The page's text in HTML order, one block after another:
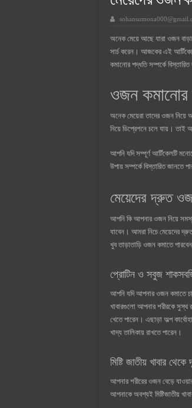
ওয়ালটন
জেনে
অনেক মেয়ে আছে যারা ওজন
সার্চ করেন। আজকের এই
কমানোর পদ্ধতি সম্পর্কে
ওজন কমানোর
অনেক মেয়েরা তাদের ওজন নিয়ে
নিয়ে ডিপ্রেশনে চলে যায়। তাই
আপনি যদি সম্পূর্ণ আর্টিকেলটি
উপায় সম্পর্কে বিস্তারিত
মেয়েদের দ্রুত
আপনি কি আপনার ওজন নিয়ে
যাবেন। আমরা নিচে মেয়েদের
খুব তাড়াতাড়ি ওজন কমাতে
প্রোটিন ও সবুজ
আপনি যদি আপনার ওজন কমাতে
খাবারগুলো আপনার শরীরকে সুস্থ
খেতে পারেন। এছাড়া অল্প
খাদ্য তালিকায় রাখতে পারেন।
মিষ্টি জাতীয় খাবার
আপনার শরীরের ওজন বেড়ে
আপনাকে অবশ্যই মিষ্টিজাতীয়